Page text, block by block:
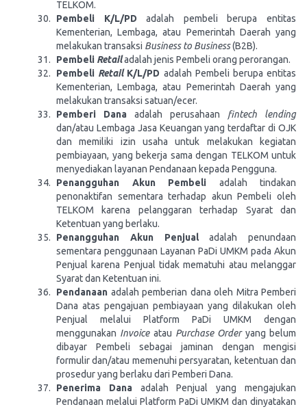
TELKOM.
Pembeli K/L/PD adalah pembeli berupa entitas
Kementerian, Lembaga, atau Pemerintah Daerah yang
melakukan transaksi Business to Business(B2B).
Pembeli Retailadalah jenis Pembeli orang perorangan.
Pembeli RetailK/L/PD adalah Pembeli berupa entitas
Kementerian, Lembaga, atau Pemerintah Daerah yang
melakukan transaksi satuan/ecer.
Pemberi Dana adalah perusahaan fintech lending
dan/atau Lembaga Jasa Keuangan yang terdaftar di OJK
dan memiliki izin usaha untuk melakukan kegiatan
pembiayaan, yang bekerja sama dengan TELKOM untuk
menyediakan layanan Pendanaan kepada Pengguna.
Penangguhan Akun Pembeli adalah tindakan
penonaktifan sementara terhadap akun Pembeli oleh
TELKOM karena pelanggaran terhadap Syarat dan
Ketentuan yang berlaku.
Penangguhan Akun Penjualadalah penundaan
sementara penggunaan Layanan PaDi UMKM pada Akun
Penjual karena Penjual tidak mematuhi atau melanggar
Syarat dan Ketentuan ini.
Pendanaan adalah pemberian dana oleh Mitra Pemberi
Dana atas pengajuan pembiayaan yang dilakukan oleh
Penjual melalui Platform PaDi UMKM dengan
menggunakan Invoiceatau Purchase Orderyang belum
dibayar Pembeli sebagai jaminan dengan mengisi
formulir dan/atau memenuhi persyaratan, ketentuan dan
prosedur yang berlaku dari Pemberi Dana.
Penerima Danaadalah Penjual yang mengajukan
Pendanaan melalui Platform PaDi UMKM dan dinyatakan